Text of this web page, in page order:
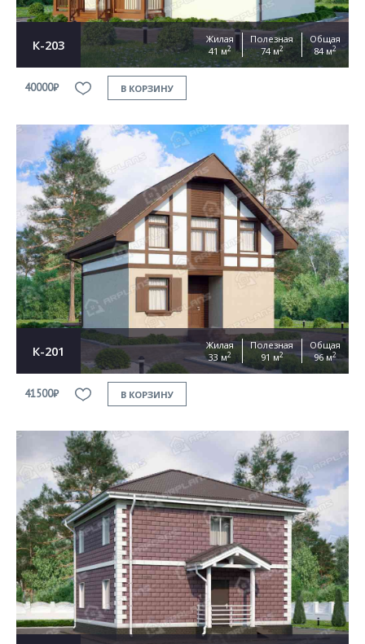
К-203
Жилая
41 м2
Полезная
74 м2
Общая
84 м2
40000₽ В КОРЗИНУ
К-201
Жилая
33 м2
Полезная
91 м2
Общая
96 м2
41500₽ В КОРЗИНУ
ОТПРАВИТЬ